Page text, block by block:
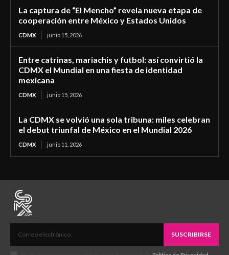
La captura de “El Mencho” revela nueva etapa de
cooperación entre México y Estados Unidos
CDMX junio 15, 2026
Entre catrinas, mariachis y futbol: así convirtió la
CDMX el Mundial en una fiesta de identidad
mexicana
CDMX junio 15, 2026
La CDMX se volvió una sola tribuna: miles celebran
el debut triunfal de México en el Mundial 2026
CDMX junio 11, 2026
SUSCRIBIRSE